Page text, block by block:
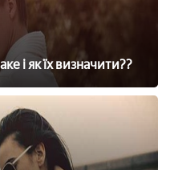
і як їх визначити??